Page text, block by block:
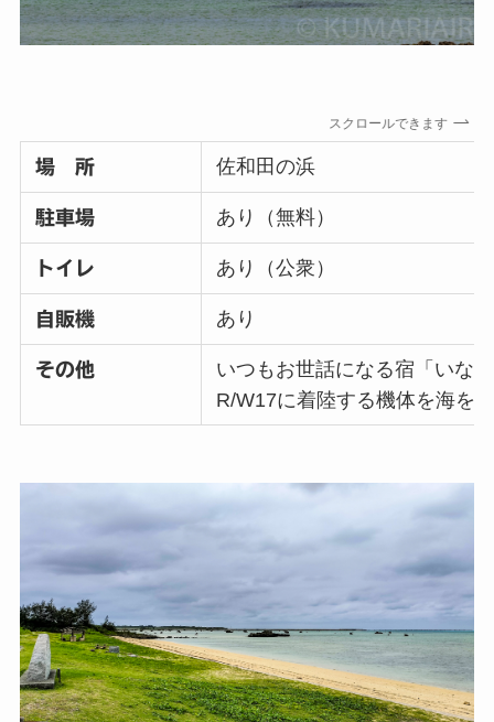
スクロールできます
場 所 佐和田の浜
駐車場 あり（無料）
トイレ あり（公衆）
自販機 あり
その他
いつもお世話になる宿「いな
R/W17に着陸する機体を海を